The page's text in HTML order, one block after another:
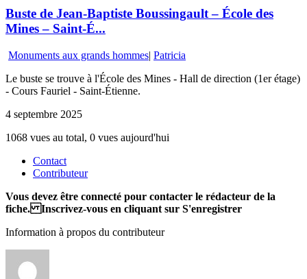
Buste de Jean-Baptiste Boussingault – École des
Mines – Saint-É...
Monuments aux grands hommes| Patricia
Le buste se trouve à l'École des Mines - Hall de direction (1er étage)
- Cours Fauriel - Saint-Étienne.
4 septembre 2025
1068 vues au total, 0 vues aujourd'hui
Contact
Contributeur
Vous devez être connecté pour contacter le rédacteur de la
fiche. Inscrivez-vous en cliquant sur S'enregistrer
Information à propos du contributeur